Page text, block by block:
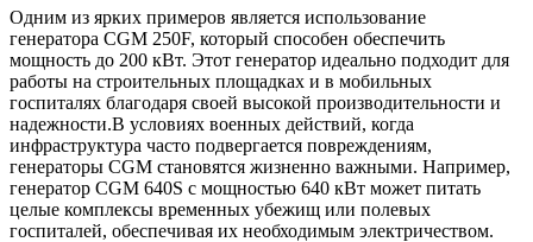
Одним из ярких примеров является использование
генератора CGM 250F, который способен обеспечить
мощность до 200 кВт. Этот генератор идеально подходит для
работы на строительных площадках и в мобильных
госпиталях благодаря своей высокой производительности и
надежности.В условиях военных действий, когда
инфраструктура часто подвергается повреждениям,
генераторы CGM становятся жизненно важными. Например,
генератор CGM 640S с мощностью 640 кВт может питать
целые комплексы временных убежищ или полевых
госпиталей, обеспечивая их необходимым электричеством.